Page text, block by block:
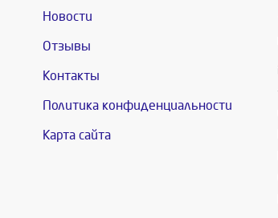
Новости
Отзывы
Контакты
Политика конфиденциальности
Карта сайта